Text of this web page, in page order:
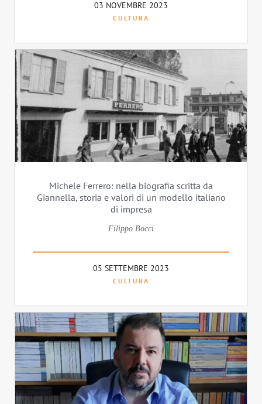
03 NOVEMBRE 2023
CULTURA
Michele Ferrero: nella biografia scritta da
Giannella, storia e valori di un modello italiano
di impresa
Filippo Bocci
05 SETTEMBRE 2023
CULTURA